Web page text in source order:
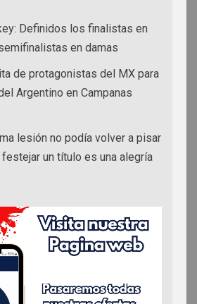
Definidos los finalistas en
en damas
de protagonistas del MX para
Argentino en Campanas
lesión no podía volver a pisar
festejar un título es una alegría